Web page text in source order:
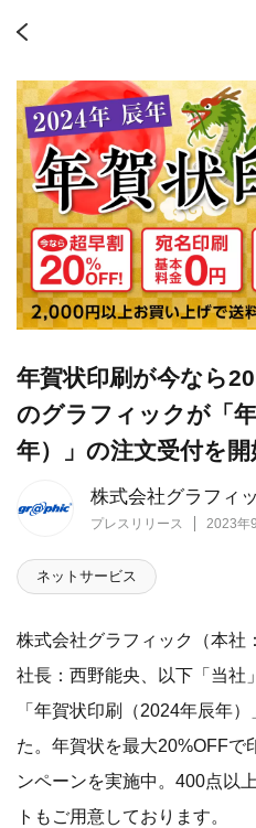
株式会社グラフィ
プレスリリース 2023年
年賀状印刷が今なら
のグラフィックが「
年）」の注文受付を開
ネットサービス
株式会社グラフィック（本社
社長：西野能央、以下「当社
「年賀状印刷（2024年辰年
た。年賀状を最大20%OFFで
ンペーンを実施中。400点以
トもご用意しております。